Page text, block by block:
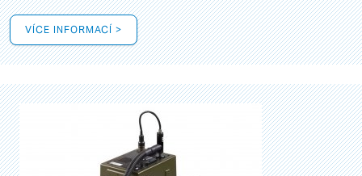
VÍCE INFORMACÍ >